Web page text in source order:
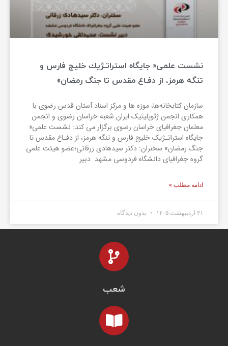
نشست علمی« جايگاه استراتـژيك خليج ‌فارس و
تنگه ‌هرمز، از دفـاع مقدس تا جنگ‌ رمضان»
سازمان کتابخانه‌ها، موزه ها و مرکز اسناد آستان قدس رضوی با
همکاری انجمن ژئوپلیتیک ایران شعبه خراسان رضوی و انجمن
معلمان جغرافیای خراسان رضوی برگزار می کند: نشست علمی«
جايگاه استراتـژيك خليج ‌فارس و تنگه ‌هرمز، از دفـاع مقدس تا
جنگ‌ رمضان» سخنران: دكتر سيد‌هادي زرقاني؛عضو هيئت علمي
گروه جغرافياي دانشگاه فردوسي مشهد ‌ دبیر
ادامه مطلب »
۳۱ اردیبهشت ۱۴۰۵ بدون دیدگاه
شعب